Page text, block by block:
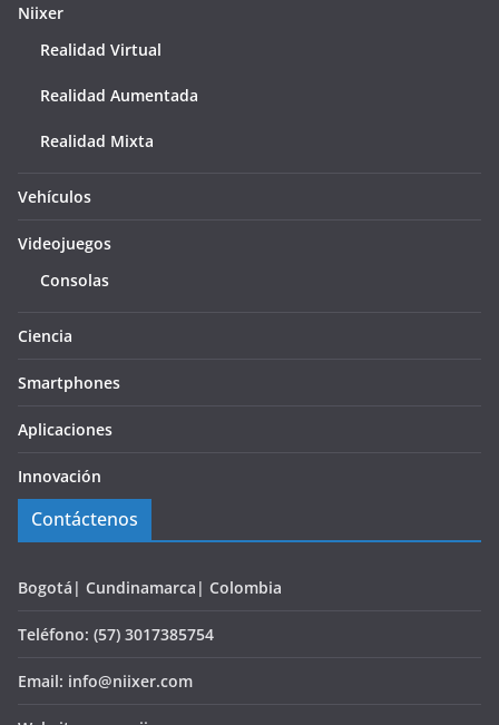
Niixer
Realidad Virtual
Realidad Aumentada
Realidad Mixta
Vehículos
Videojuegos
Consolas
Ciencia
Smartphones
Aplicaciones
Innovación
Contáctenos
Bogotá| Cundinamarca| Colombia
Teléfono: (57) 3017385754
Email: info@niixer.com